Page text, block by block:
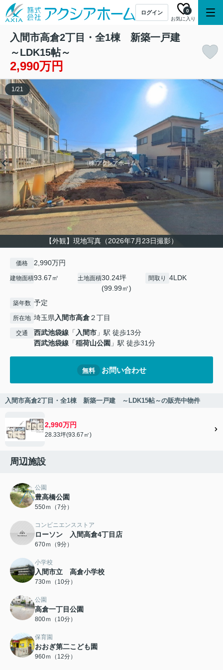
ログイン
お気に入り
0
入間市高倉2丁目・全1棟 新築一戸建
～LDK15帖～
2,990万円
【外観】現地写真（2026年7月23日撮影）
1/21
価格 2,990万円
建物面積93.67㎡ 土地面積30.24坪
(99.99㎡)
間取り 4LDK
築年数 予定
所在地 埼玉県入間市高倉２丁目
交通 西武池袋線 「入間市 」駅 徒歩13分
西武池袋線 「稲荷山公園 」駅 徒歩31分
無料 お問い合わせ
入間市高倉2丁目・全1棟 新築一戸建 ～LDK15帖～の販売中物件
2,990万円
28.33坪(93.67㎡)
周辺施設
公園
豊高橋公園
550ｍ（7分）
コンビニエンスストア
ローソン 入間高倉4丁目店
670ｍ（9分）
小学校
入間市立 高倉小学校
730ｍ（10分）
公園
高倉一丁目公園
800ｍ（10分）
保育園
おおぎ第二こども園
960ｍ（12分）